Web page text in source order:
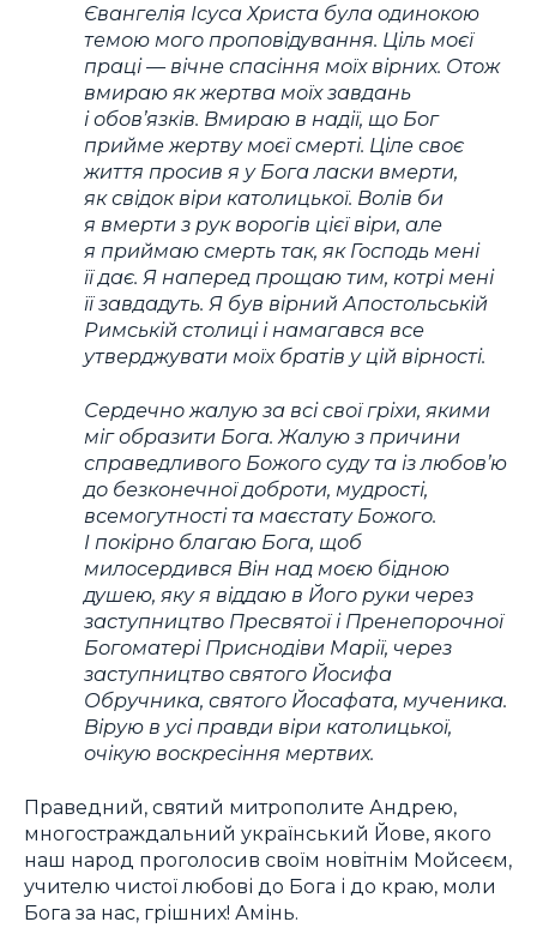
Євангелія Ісуса Христа була одинокою
темою мого проповідування. Ціль моєї
праці — вічне спасіння моїх вірних. Отож
вмираю як жертва моїх завдань
і обов’язків. Вмираю в надії, що Бог
прийме жертву моєї смерті. Ціле своє
життя просив я у Бога ласки вмерти,
як свідок віри католицької. Волів би
я вмерти з рук ворогів цієї віри, але
я приймаю смерть так, як Господь мені
її дає. Я наперед прощаю тим, котрі мені
її завдадуть. Я був вірний Апостольській
Римській столиці і намагався все
утверджувати моїх братів у цій вірності.
Сердечно жалую за всі свої гріхи, якими
міг образити Бога. Жалую з причини
справедливого Божого суду та із любов’ю
до безконечної доброти, мудрості,
всемогутності та маєстату Божого.
І покірно благаю Бога, щоб
милосердився Він над моєю бідною
душею, яку я віддаю в Його руки через
заступництво Пресвятої і Пренепорочної
Богоматері Приснодіви Марії, через
заступництво святого Йосифа
Обручника, святого Йосафата, мученика.
Вірую в усі правди віри католицької,
очікую воскресіння мертвих.
Праведний, святий митрополите Андрею,
многостраждальний український Йове, якого
наш народ проголосив своїм новітнім Мойсеєм,
учителю чистої любові до Бога і до краю, моли
Бога за нас, грішних! Амінь.